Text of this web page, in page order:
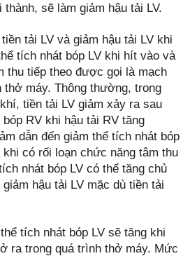
sẽ làm giảm hậu tải LV.
tải LV và giảm hậu tải LV khi
tích nhát bóp LV khi hít vào và
thu tiếp theo được gọi là mạch
thở máy. Thông thường, trong
tiền tải LV giảm xảy ra sau
RV khi hậu tải RV tăng
dẫn đến giảm thể tích nhát bóp
khi có rối loạn chức năng tâm thu
nhát bóp LV có thể tăng chủ
hậu tải LV mặc dù tiền tải
tích nhát bóp LV sẽ tăng khi
ra trong quá trình thở máy. Mức